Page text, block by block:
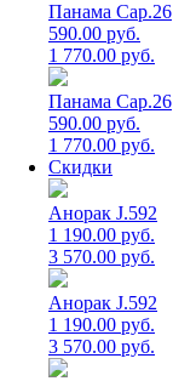
Панама Cap.26
590.00 руб.
1 770.00 руб.
Панама Cap.26
590.00 руб.
1 770.00 руб.
Скидки
Анорак J.592
1 190.00 руб.
3 570.00 руб.
Анорак J.592
1 190.00 руб.
3 570.00 руб.